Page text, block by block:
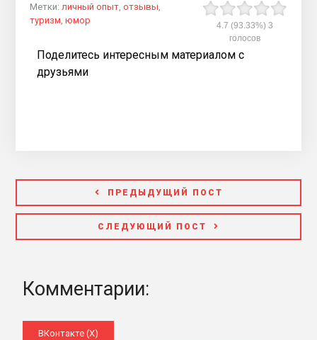
4.7 (93.33%) 3
голосов
Поделитесь интересным материалом с
друзьями
Метки: личный опыт ,отзывы
туризм ,юмор
ПРЕДЫДУЩИЙ ПОСТ
СЛЕДУЮЩИЙ ПОСТ
Комментарии:
ВКонтакте (X)